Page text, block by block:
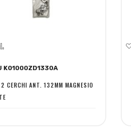
confronto
K01000ZD1330A
CERCHI ANT. 132MM MAGNESIO